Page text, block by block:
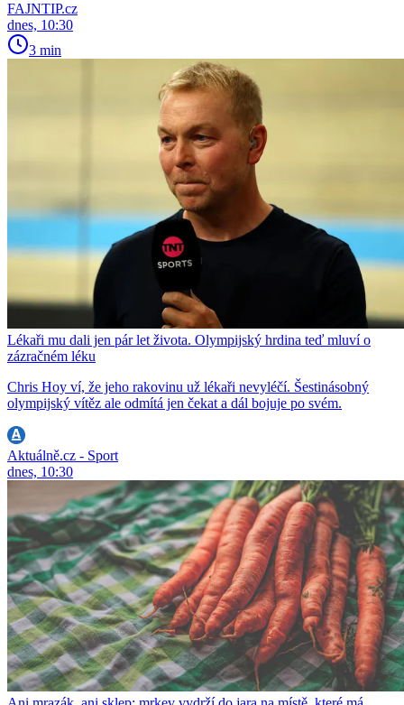
FAJNTIP.cz
dnes, 10:30
3 min
Lékaři mu dali jen pár let života. Olympijský hrdina teď mluví o
zázračném léku
Chris Hoy ví, že jeho rakovinu už lékaři nevyléčí. Šestinásobný
olympijský vítěz ale odmítá jen čekat a dál bojuje po svém.
Aktuálně.cz - Sport
dnes, 10:30